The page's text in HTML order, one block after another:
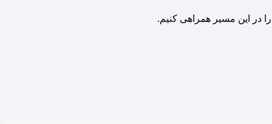
در این مسیر همراهی کنیم.